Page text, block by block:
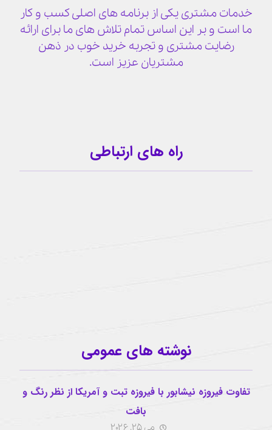
خدمات مشتری یکی از برنامه های اصلی کسب و کار
ما است و بر این اساس تمام تلاش های ما برای ارائه
رضایت مشتری و تجربه خرید خوب در ذهن
مشتریان عزیز است.
راه های ارتباطی
نوشته های عمومی
تفاوت فیروزه نیشابور با فیروزه تبت و آمریکا از نظر رنگ و
بافت